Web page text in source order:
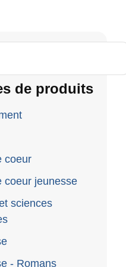
de produits
coeur
coeur jeunesse
sciences
- Romans